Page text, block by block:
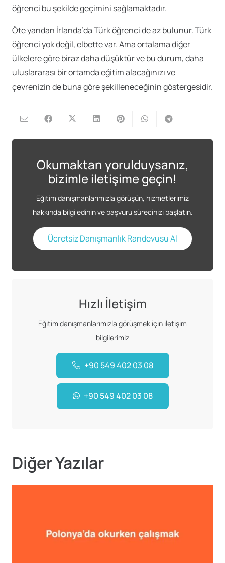
öğrenci bu şekilde geçimini sağlamaktadır.
Öte yandan İrlanda’da Türk öğrenci de az bulunur. Türk
öğrenci yok değil, elbette var. Ama ortalama diğer
ülkelere göre biraz daha düşüktür ve bu durum, daha
uluslararası bir ortamda eğitim alacağınızı ve
çevrenizin de buna göre şekilleneceğinin göstergesidir.
Okumaktan yorulduysanız,
bizimle iletişime geçin!
Eğitim danışmanlarımızla görüşün, hizmetlerimiz
hakkında bilgi edinin ve başvuru sürecinizi başlatın.
Ücretsiz Danışmanlık Randevusu Al
Hızlı İletişim
Eğitim danışmanlarımızla görüşmek için iletişim
bilgilerimiz
+90 549 402 03 08
+90 549 402 03 08
Diğer Yazılar